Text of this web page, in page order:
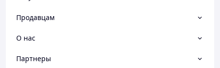
Продавцам
О нас
Партнеры